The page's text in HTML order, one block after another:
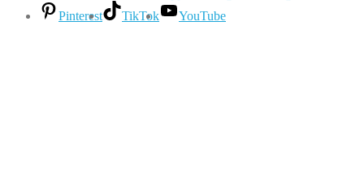
Pinterest
TikTok YouTube